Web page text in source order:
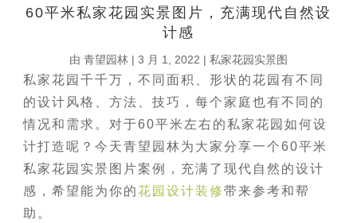
60平米私家花园实景图片，充满现代自然设
计感
由 青望园林 | 3 月 1, 2022 | 私家花园实景图
私家花园千千万，不同面积、形状的花园有不同
的设计风格、方法、技巧，每个家庭也有不同的
情况和需求。对于60平米左右的私家花园如何设
计打造呢？今天青望园林为大家分享一个60平米
私家花园实景图片案例，充满了现代自然的设计
感，希望能为你的花园设计装修带来参考和帮
助。